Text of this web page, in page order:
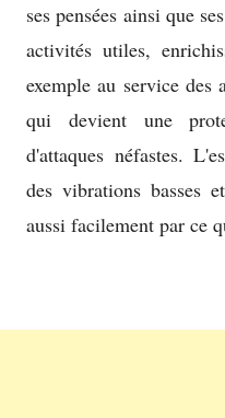
ses pensées ainsi que
activités utiles,
exemple au service des
qui devient une
d'attaques néfastes.
des vibrations basses
aussi facilement par ce